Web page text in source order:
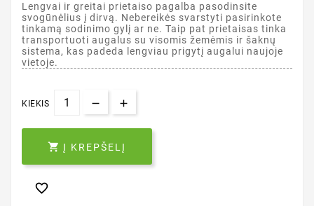
Lengvai ir greitai prietaiso pagalba pasodinsite
svogūnėlius į dirvą. Nebereikės svarstyti pasirinkote
tinkamą sodinimo gylį ar ne. Taip pat prietaisas tinka
transportuoti augalus su visomis žemėmis ir šaknų
sistema, kas padeda lengviau prigytį augalui naujoje
vietoje.
KIEKIS
 Į KREPŠELĮ
